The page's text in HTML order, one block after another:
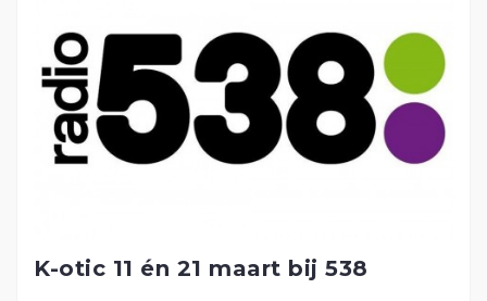
K-otic 11 én 21 maart bij 538